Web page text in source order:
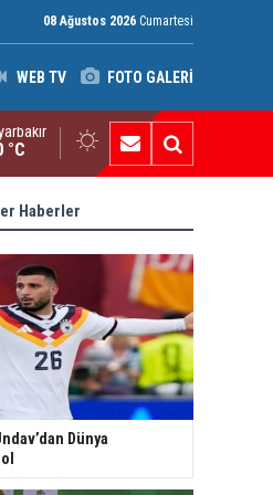
08 Ağustos 2026 Cumartesi
WEB TV FOTO GALERİ
Suudi Arabistan ve ABD'nin
°C
Haberler
Dünya